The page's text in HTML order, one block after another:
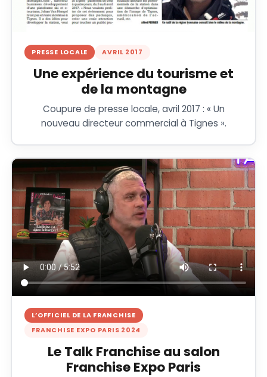
PRESSE LOCALE AVRIL 2017
Une expérience du tourisme et
de la montagne
Coupure de presse locale, avril 2017 : « Un
nouveau directeur commercial à Tignes ».
L’OFFICIEL DE LA FRANCHISE
FRANCHISE EXPO PARIS 2024
Le Talk Franchise au salon
Franchise Expo Paris